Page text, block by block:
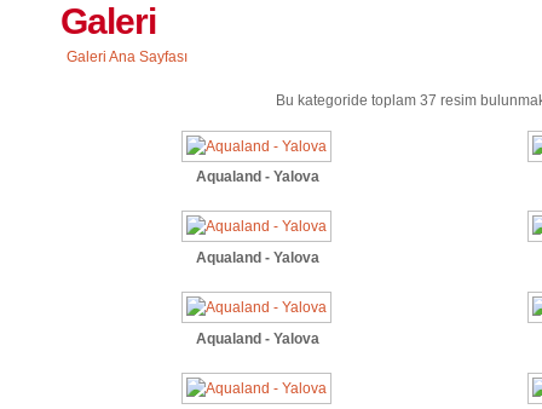
Galeri
Galeri Ana Sayfası
Bu kategoride toplam 37 resim
Aqualand - Yalova
Aqualand - Yalova
Aqualand - Yalova